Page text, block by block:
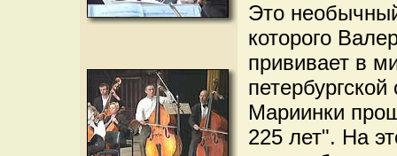
Это
которого
прививает в
Мариинки
225 лет". На